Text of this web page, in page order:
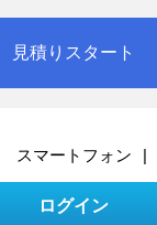
見積りスタート
スマートフォン |
ログイン